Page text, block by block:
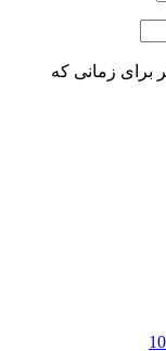
برای زمانی که